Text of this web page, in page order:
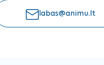
labas@animu.lt